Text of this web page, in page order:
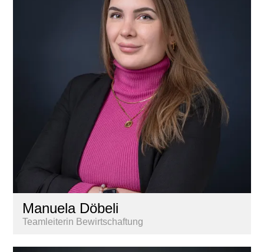
Manuela Döbeli
Teamleiterin Bewirtschaftung